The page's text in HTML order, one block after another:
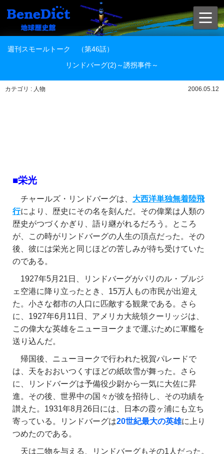
週刊スモールトーク （第46話）
リンドバーグ(2)～誘拐事件～
カテゴリ : 人物 2006.05.12
■栄光
チャールズ・リンドバーグは、 大西洋単独無着陸飛
行により、歴史にその名を刻んだ。その偉業は人類の
歴史がつづくかぎり、語り継がれるだろう。ところ
が、この時がリンドバーグの人生の頂点だった。その
後、彼には栄光と同じほどの苦しみが待ち受けていた
のである。
1927年5月21日、リンドバーグがパリのル・ブルジ
ェ空港に降り立ったとき、15万人もの市民が出迎え
た。小さな都市の人口に匹敵する観衆である。さら
に、1927年6月11日、アメリカ大統領クーリッジは、
この偉大な英雄をニューヨークまで運ぶために軍艦を
送り込んだ。
帰国後、ニューヨークで行われた祝賀パレードで
は、天をおおいつくすほどの紙吹雪が舞った。さら
に、リンドバーグは予備役少尉から一気に大佐に昇
進。その後、世界中の国々が彼を招待し、その功績を
讃えた。1931年8月26日には、日本の霞ヶ浦にも立ち
寄っている。リンドバーグは20世紀最大の英雄に上り
つめたのである。
天は二物を与える、リンドバーグもその1人だった。